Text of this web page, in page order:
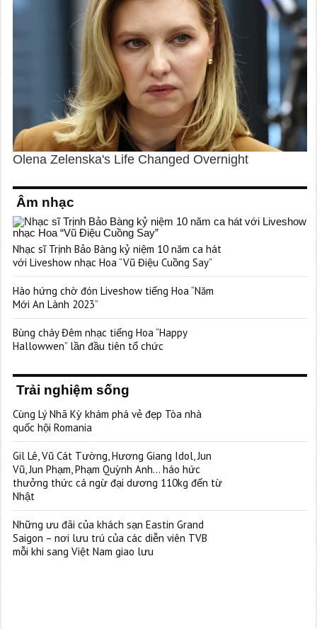
Âm nhạc
Nhạc sĩ Trịnh Bảo Bàng kỷ niệm 10 năm ca hát
với Liveshow nhạc Hoa “Vũ Điệu Cuồng Say”
Hào hứng chờ đón Liveshow tiếng Hoa “Năm
Mới An Lành 2023”
Bùng cháy Đêm nhạc tiếng Hoa “Happy
Hallowwen” lần đầu tiên tổ chức
Trải nghiệm sống
Cùng Lý Nhã Kỳ khám phá vẻ đẹp Tòa nhà
quốc hội Romania
Gil Lê, Vũ Cát Tường, Hương Giang Idol, Jun
Vũ, Jun Phạm, Phạm Quỳnh Anh… háo hức
thưởng thức cá ngừ đại dương 110kg đến từ
Nhật
Những ưu đãi của khách sạn Eastin Grand
Saigon – nơi lưu trú của các diễn viên TVB
mỗi khi sang Việt Nam giao lưu